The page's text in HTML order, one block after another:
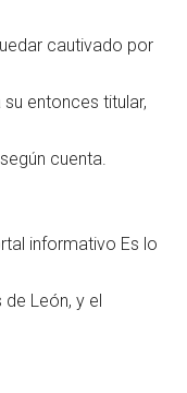
cautivado por
entonces titular,
cuenta.
informativo Es lo
León, y el